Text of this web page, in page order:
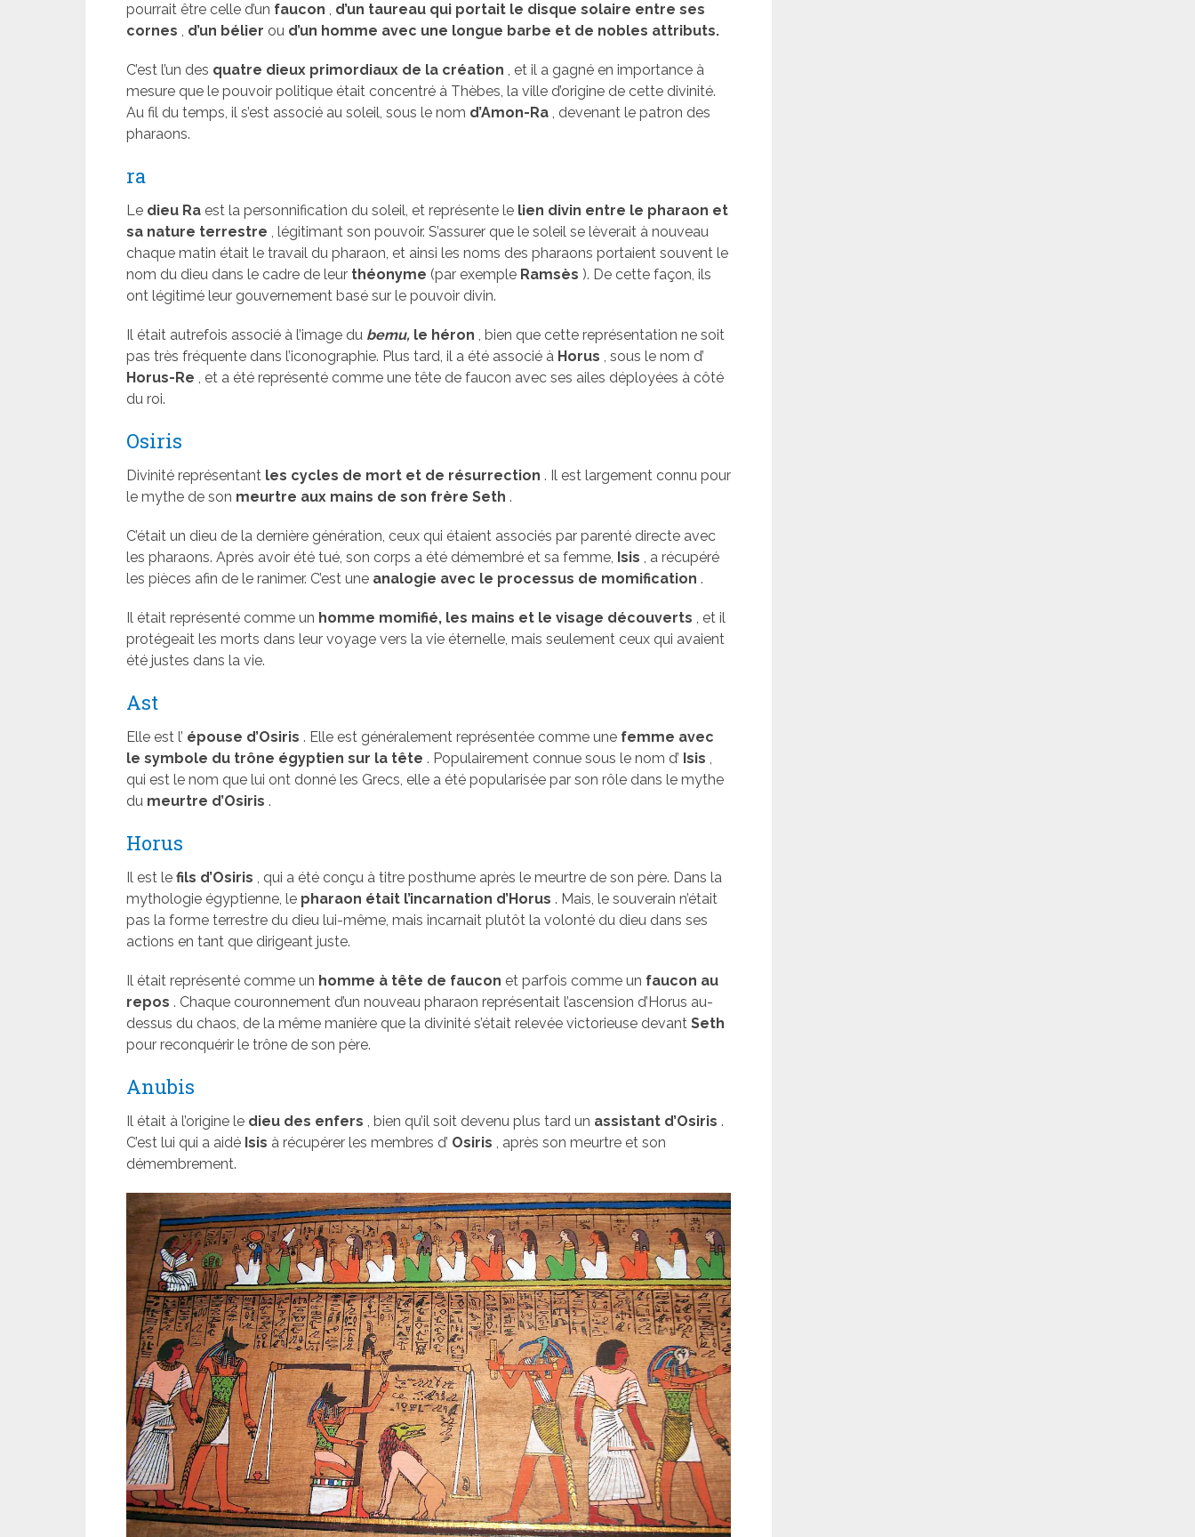
pourrait être celle d’un faucon , d’un taureau qui portait le disque solaire entre ses
cornes , d’un bélier ou d’un homme avec une longue barbe et de nobles attributs.
C’est l’un des quatre dieux primordiaux de la création , et il a gagné en importance à
mesure que le pouvoir politique était concentré à Thèbes, la ville d’origine de cette divinité.
Au fil du temps, il s’est associé au soleil, sous le nom d’Amon-Ra , devenant le patron des
pharaons.
ra
Le dieu Ra est la personnification du soleil, et représente le lien divin entre le pharaon et
sa nature terrestre , légitimant son pouvoir. S’assurer que le soleil se lèverait à nouveau
chaque matin était le travail du pharaon, et ainsi les noms des pharaons portaient souvent le
nom du dieu dans le cadre de leur théonyme (par exemple Ramsès ). De cette façon, ils
ont légitimé leur gouvernement basé sur le pouvoir divin.
Il était autrefois associé à l’image du bemu, le héron , bien que cette représentation ne soit
pas très fréquente dans l’iconographie. Plus tard, il a été associé à Horus , sous le nom d’
Horus-Re , et a été représenté comme une tête de faucon avec ses ailes déployées à côté
du roi.
Osiris
Divinité représentant les cycles de mort et de résurrection . Il est largement connu pour
le mythe de son meurtre aux mains de son frère Seth .
C’était un dieu de la dernière génération, ceux qui étaient associés par parenté directe avec
les pharaons. Après avoir été tué, son corps a été démembré et sa femme, Isis , a récupéré
les pièces afin de le ranimer. C’est une analogie avec le processus de momification .
Il était représenté comme un homme momifié, les mains et le visage découverts , et il
protégeait les morts dans leur voyage vers la vie éternelle, mais seulement ceux qui avaient
été justes dans la vie.
Ast
Elle est l’ épouse d’Osiris . Elle est généralement représentée comme une femme avec
le symbole du trône égyptien sur la tête . Populairement connue sous le nom d’ Isis ,
qui est le nom que lui ont donné les Grecs, elle a été popularisée par son rôle dans le mythe
du meurtre d’Osiris .
Horus
Il est le fils d’Osiris , qui a été conçu à titre posthume après le meurtre de son père. Dans la
mythologie égyptienne, le pharaon était l’incarnation d’Horus . Mais, le souverain n’était
pas la forme terrestre du dieu lui-même, mais incarnait plutôt la volonté du dieu dans ses
actions en tant que dirigeant juste.
Il était représenté comme un homme à tête de faucon et parfois comme un faucon au
repos . Chaque couronnement d’un nouveau pharaon représentait l’ascension d’Horus au-
dessus du chaos, de la même manière que la divinité s’était relevée victorieuse devant Seth
pour reconquérir le trône de son père.
Anubis
Il était à l’origine le dieu des enfers , bien qu’il soit devenu plus tard un assistant d’Osiris .
C’est lui qui a aidé Isis à récupérer les membres d’ Osiris , après son meurtre et son
démembrement.